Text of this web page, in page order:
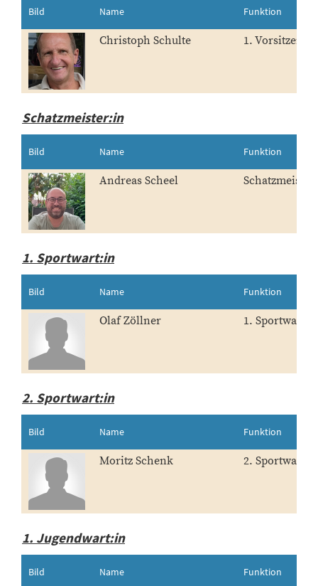
Bild Name Funktion
Christoph Schulte 1.
Schatzmeister:in
Bild Name Funktion
Andreas Scheel
1. Sportwart:in
Bild Name Funktion
Olaf Zöllner 1.
2. Sportwart:in
Bild Name Funktion
Moritz Schenk 2.
1. Jugendwart:in
Bild Name Funktion